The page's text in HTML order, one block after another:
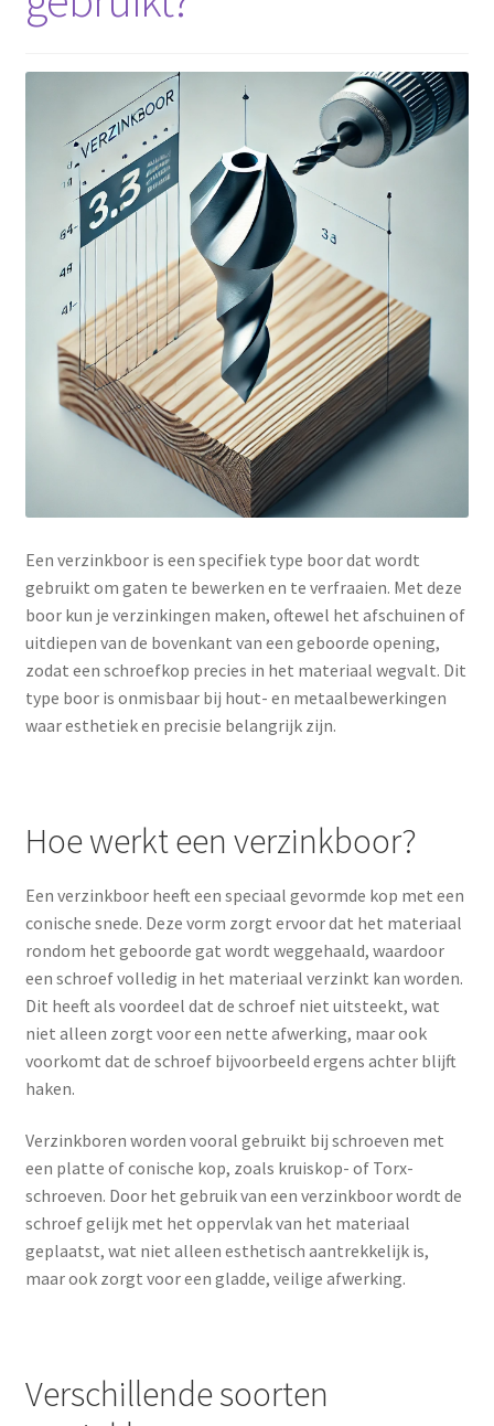
Een verzinkboor is een specifiek type boor dat wordt
gebruikt om gaten te bewerken en te verfraaien. Met deze
boor kun je verzinkingen maken, oftewel het afschuinen of
uitdiepen van de bovenkant van een geboorde opening,
zodat een schroefkop precies in het materiaal wegvalt. Dit
type boor is onmisbaar bij hout- en metaalbewerkingen
waar esthetiek en precisie belangrijk zijn.
Hoe werkt een verzinkboor?
Een verzinkboor heeft een speciaal gevormde kop met een
conische snede. Deze vorm zorgt ervoor dat het materiaal
rondom het geboorde gat wordt weggehaald, waardoor
een schroef volledig in het materiaal verzinkt kan worden.
Dit heeft als voordeel dat de schroef niet uitsteekt, wat
niet alleen zorgt voor een nette afwerking, maar ook
voorkomt dat de schroef bijvoorbeeld ergens achter blijft
haken.
Verzinkboren worden vooral gebruikt bij schroeven met
een platte of conische kop, zoals kruiskop- of Torx-
schroeven. Door het gebruik van een verzinkboor wordt de
schroef gelijk met het oppervlak van het materiaal
geplaatst, wat niet alleen esthetisch aantrekkelijk is,
maar ook zorgt voor een gladde, veilige afwerking.
Verschillende soorten